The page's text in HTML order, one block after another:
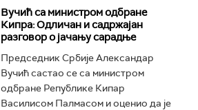
Вучић са министром одбране
Кипра: Одличан и садржајан
разговор о јачању сарадње
Председник Србије Александар
Вучић састао се са министром
одбране Републике Кипар
Василисом Палмасом и оценио да је